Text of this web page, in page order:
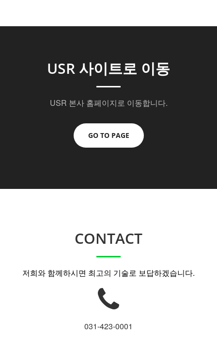
USR 사이트로 이동
USR 본사 홈페이지로 이동합니다.
GO TO PAGE
CONTACT
저희와 함께하시면 최고의 기술로 보답하겠습니다.
031-423-0001